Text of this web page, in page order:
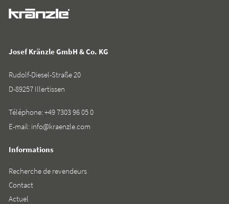
Josef Kränzle GmbH & Co. KG
Rudolf-Diesel-Straße 20
D-89257 Illertissen
Téléphone:+49 7303 96 05 0
E-mail: info@kraenzle.com
Informations
Recherche de revendeurs
Contact
Actuel